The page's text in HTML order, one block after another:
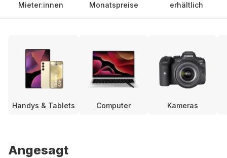
Mieter:innen
Monatspreise
erhältlich
Handys & Tablets Computer Kameras
Angesagt